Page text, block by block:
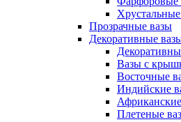
Прозрачные вазы
Декоративные
Вазы с
Восточные
Индийские
Плетеные